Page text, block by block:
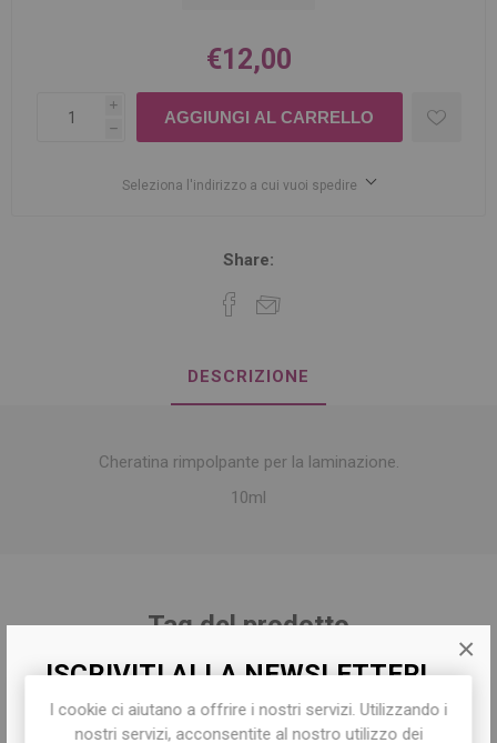
ISCRIVITI ALLA NEWSLETTER!
Iscriviti per conoscere le nostre ultime
×
€12,00
i
h
Seleziona l'indirizzo a cui vuoi spedire
Share:
DESCRIZIONE
Cheratina rimpolpante per la laminazione.
10ml
Tag del prodotto
sopracciglia (72), ciglia (41), laminazione (45)
I cookie ci aiutano a offrire i nostri servizi. Utilizzando i
nostri servizi, acconsentite al nostro utilizzo dei